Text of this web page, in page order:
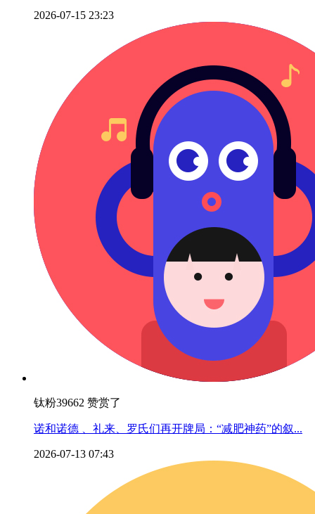
2026-07-15 23:23
钛粉39662 赞赏了
诺和诺德 、礼来、罗氏们再开牌局：“减肥神药”的叙...
2026-07-13 07:43